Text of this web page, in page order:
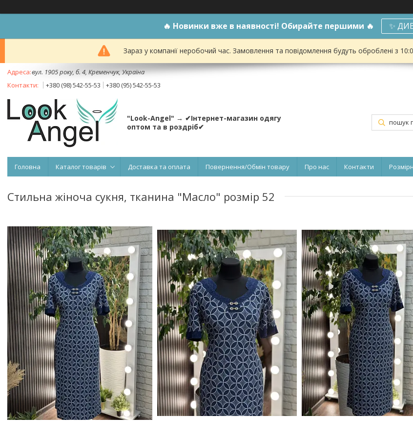
🔥 Новинки вже в наявності! Обирайте першими 🔥 ✨
Зараз у компанії неробочий час. Замовлення та повідомлення будуть оброблені з
вул. 1905 року, б. 4, Кременчук, Україна
+380 (98) 542-55-53
+380 (95) 542-55-53
"Look-Angel" → ✔Інтернет-магазин одягу
оптом та в роздріб✔
Головна Каталог товарів Доставка та оплата Повернення/Обмін товару Про нас Контакти
Стильна жіноча сукня, тканина "Масло" розмір 52